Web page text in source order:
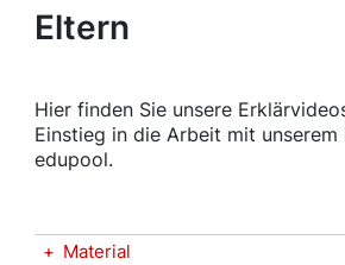
Eltern
Hier finden Sie unsere
Einstieg in die Arbeit mit
edupool.
+ Material